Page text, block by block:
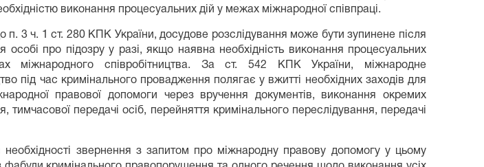
виконання процесуальних дій у межах міжнародної співпраці.
п. 3 ч. 1 ст. 280 КПК України, досудове розслідування може бути зупинене після
особі про підозру у разі, якщо наявна необхідність виконання процесуальних
міжнародного співробітництва. За ст. 542 КПК України, міжнародне
під час кримінального провадження полягає у вжитті необхідних заходів для
правової допомоги через вручення документів, виконання окремих
передачі осіб, перейняття кримінального переслідування, передачі
звернення з запитом про міжнародну правову допомогу у цьому